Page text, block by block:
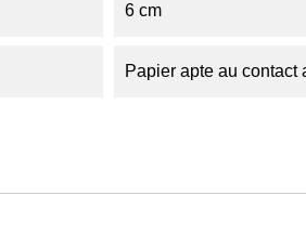
6 cm
Papier apte au contact